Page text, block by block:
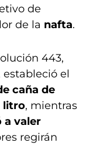
de
de la nafta.
443,
estableció el
caña de
litro, mientras
a valer
regirán